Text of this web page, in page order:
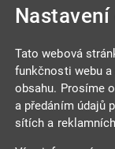
INTEGRA
Jabloňová 662/7
Tato webová
funkčnosti webu
obsahu. Prosíme
a předáním údajů
sítích a